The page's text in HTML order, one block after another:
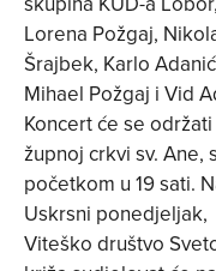
Lorena Požgaj,
Šrajbek, Karlo
Mihael Požgaj i Vid
Koncert će se održati
župnoj crkvi sv. Ane, s
početkom u 19 sati.
Uskrsni ponedjeljak,
Viteško društvo